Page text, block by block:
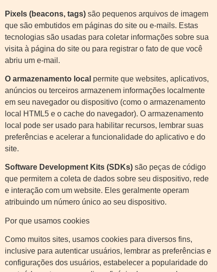
Pixels (beacons, tags) são pequenos arquivos de imagem
que são embutidos em páginas do site ou e-mails. Estas
tecnologias são usadas para coletar informações sobre sua
visita à página do site ou para registrar o fato de que você
abriu um e-mail.
O armazenamento local permite que websites, aplicativos,
anúncios ou terceiros armazenem informações localmente
em seu navegador ou dispositivo (como o armazenamento
local HTML5 e o cache do navegador). O armazenamento
local pode ser usado para habilitar recursos, lembrar suas
preferências e acelerar a funcionalidade do aplicativo e do
site.
Software Development Kits (SDKs) são peças de código
que permitem a coleta de dados sobre seu dispositivo, rede
e interação com um website. Eles geralmente operam
atribuindo um número único ao seu dispositivo.
Por que usamos cookies
Como muitos sites, usamos cookies para diversos fins,
inclusive para autenticar usuários, lembrar as preferências e
configurações dos usuários, estabelecer a popularidade do